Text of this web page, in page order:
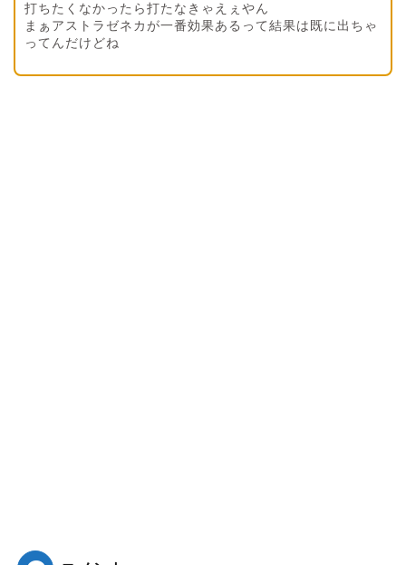
打ちたくなかったら打たなきゃえぇやん
まぁアストラゼネカが一番効果あるって結果は既に出ちゃ
ってんだけどね